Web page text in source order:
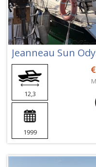
Jeanneau Sun
12,3
1999